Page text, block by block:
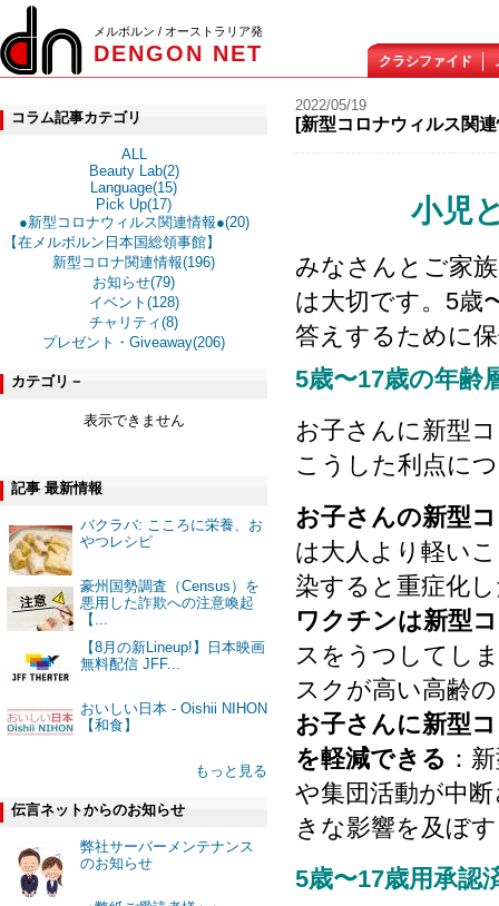
メルボルン / オーストラリア発
DENGON NET クラシファイド
コラム記事カテゴリ
ALL
Beauty Lab(2)
Language(15)
Pick Up(17)
●新型コロナウィルス関連情報●(20)
【在メルボルン日本国総領事館】
新型コロナ関連情報(196)
お知らせ(79)
イベント(128)
チャリティ(8)
プレゼント・Giveaway(206)
カテゴリ－
表示できません
記事 最新情報
バクラバ: こころに栄養、お
やつレシピ
豪州国勢調査（Census）を
悪用した詐欺への注意喚起
【...
【8月の新Lineup!】日本映画
無料配信 JFF...
おいしい日本 - Oishii NIHON
【和食】
もっと見る
伝言ネットからのお知らせ
弊社サーバーメンテナンス
のお知らせ
2022/05/19
[新型コロナウィルス関
小児
みなさんとご家
は大切です。5歳
答えするために
5歳〜17歳の年齢
お子さんに新型
こうした利点に
お子さんの新型
は大人より軽い
染すると重症化
ワクチンは新型
スをうつしてし
スクが高い高齢
お子さんに新型
を軽減できる ：
や集団活動が中
きな影響を及ぼ
5歳〜17歳用承認